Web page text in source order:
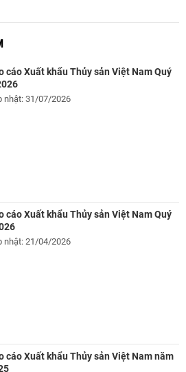
cáo Xuất khẩu Thủy sản Việt Nam Quý
nhật: 31/07/2026
cáo Xuất khẩu Thủy sản Việt Nam Quý
nhật: 21/04/2026
cáo Xuất khẩu Thủy sản Việt Nam năm